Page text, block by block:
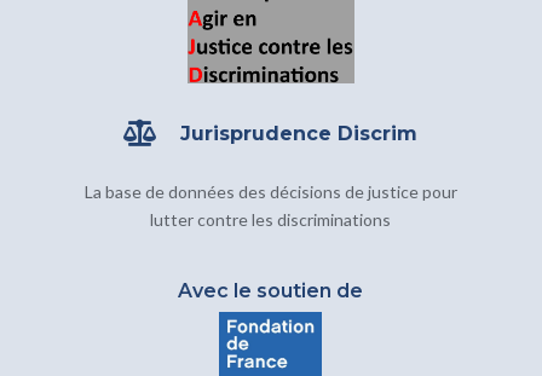
 Jurisprudence Discrim
La base de données des décisions de justice pour
lutter contre les discriminations
Avec le soutien de